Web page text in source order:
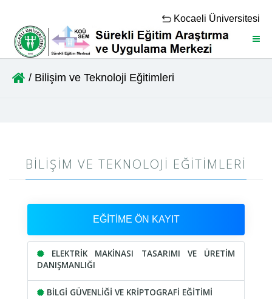
Kocaeli Üniversitesi
/ Bilişim ve Teknoloji Eğitimleri
BILIŞIM VE TEKNOLOJI EĞITIMLERI
EĞİTİME ÖN KAYIT
ELEKTRİK MAKİNASI TASARIMI VE ÜRETİM
DANIŞMANLIĞI
BİLGİ GÜVENLİĞİ VE KRİPTOGRAFİ EĞİTİMİ